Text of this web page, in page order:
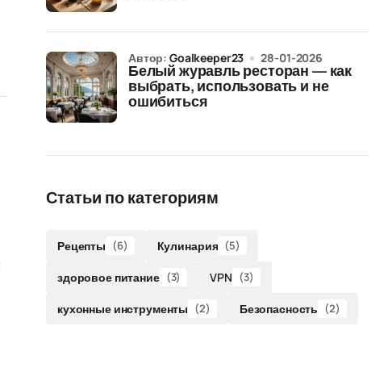
Белый журавль ресторан — как
выбрать, использовать и не
ошибиться
Автор:Goalkeeper23 28-01-2026
Статьи по категориям
Рецепты (6) Кулинария (5)
здоровое питание (3) VPN (3)
кухонные инструменты (2) Безопасность (2)